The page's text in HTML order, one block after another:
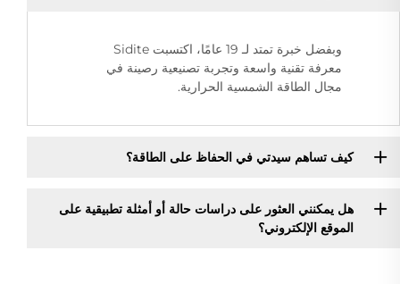
وبفضل خبرة تمتد لـ 19 عامًا، اكتسبت Sidite
معرفة تقنية واسعة وتجربة تصنيعية رصينة في
مجال الطاقة الشمسية الحرارية.
كيف تساهم سيدتي في الحفاظ على الطاقة؟
هل يمكنني العثور على دراسات حالة أو أمثلة تطبيقية على
الموقع الإلكتروني؟